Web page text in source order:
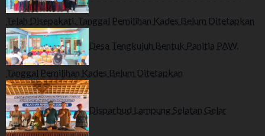
Telah Disepakati, Tanggal Pemilihan Kades Belum Ditetapkan
Desa Tengkujuh Bentuk Panitia PAW,
Tanggal Pemilihan Kades Belum Ditetapkan
Disparbud Lampung Selatan Gelar